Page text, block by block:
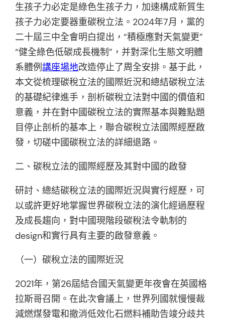
生孩子力必定是綠色生孩子力，加速構成新質生
孩子力必定要器重碳稅立法。2024年7月，黨的
二十屆三中全會明白提出，“積極應對天氣變更”
“健全綠色低碳成長機制”，并對深化生態文明體
系體例講座場地改造停止了周全安排。基于此，
本文從梳理碳稅立法的國際近況和總結碳稅立法
的基礎紀律進手，剖析碳稅立法對中國的價值和
意義，并在對中國碳稅立法的實際基本與難點題
目停止剖析的基本上，聯合碳稅立法國際經歷啟
發，切磋中國碳稅立法的詳細退路。
二、碳稅立法的國際經歷及其對中國的啟發
研討、總結碳稅立法的國際近況與實行經歷，可
以或許更好地掌握世界碳稅立法的演化經過歷程
及成長趨向，對中國現階段碳稅法令軌制的
design和實行具有主要的啟發意義。
（一）碳稅立法的國際近況
2021年，第26屆結合國天氣變更年夜會在英國格
拉斯哥召開。在此次會議上，世界列國就慢慢裁
減燃煤發電和撤消低效化石燃料補助告竣分歧共